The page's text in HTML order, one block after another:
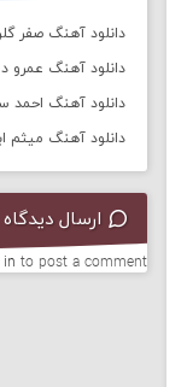
دانلود آهنگ صفر
دانلود آهنگ عمرو
دانلود آهنگ احمد
دانلود آهنگ میثم
ارسال
to post a comment.